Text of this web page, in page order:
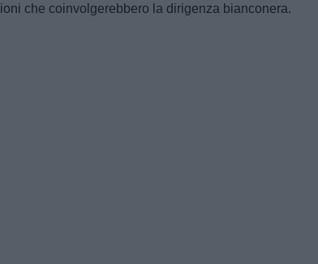
che coinvolgerebbero la dirigenza bianconera.